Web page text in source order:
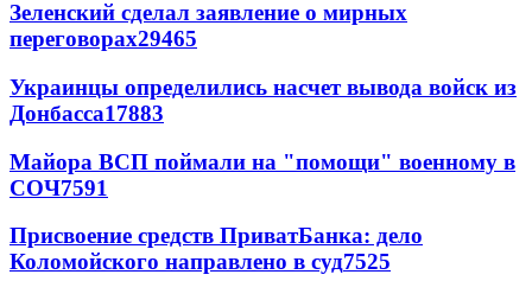
Зеленский сделал заявление о мирных
переговорах29465
Украинцы определились насчет вывода войск из
Донбасса17883
Майора ВСП поймали на "помощи" военному в
СОЧ7591
Присвоение средств ПриватБанка: дело
Коломойского направлено в суд7525